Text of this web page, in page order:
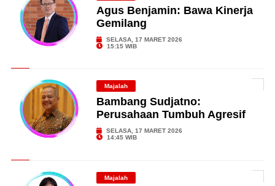
Agus Benjamin: Bawa Kinerja
Gemilang
SELASA, 17 MARET 2026
15:15 WIB
Majalah
Bambang Sudjatno:
Perusahaan Tumbuh Agresif
SELASA, 17 MARET 2026
14:45 WIB
Majalah